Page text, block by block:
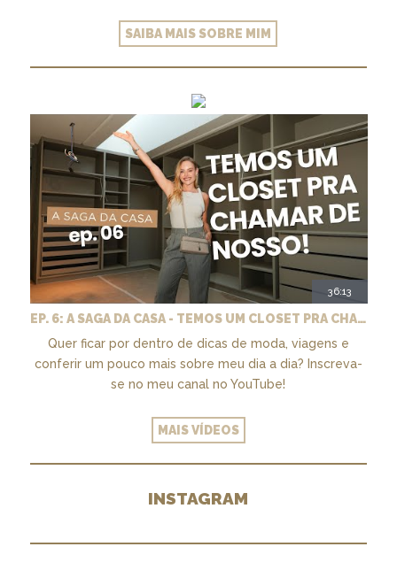
SAIBA MAIS SOBRE MIM
36:13
EP. 6: A SAGA DA CASA - TEMOS UM CLOSET PRA CHAMAR DE NOSSO + MARCENARIA E PAISAGISMO
Quer ficar por dentro de dicas de moda, viagens e
conferir um pouco mais sobre meu dia a dia? Inscreva-
se no meu canal no YouTube!
MAIS VÍDEOS
INSTAGRAM